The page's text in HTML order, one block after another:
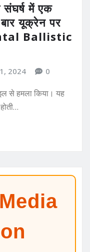
में एक
यूक्रेन पर
Ballistic
2024 0
से हमला किया। यह